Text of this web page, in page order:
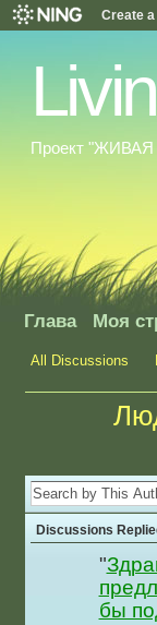
Create
Проект "ЖИВАЯ
Глава Моя
All Discussions
Discussions
"
бы